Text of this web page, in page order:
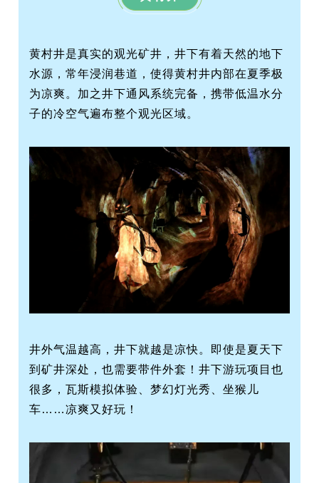
黄村井是真实的观光矿井， 井下有着天然的地下
水源，常年浸润巷道，使得黄村井内部在夏季极
为凉爽。加之井下通风系统完备，携带低温水分
子的冷空气遍布整个观光区域。
井外气温越高，井下就越是凉快。即使是夏天下
到矿井深处，也需要带件外套！井下游玩项目也
很多，瓦斯模拟体验、梦幻灯光秀、坐猴儿
车……凉爽又好玩！